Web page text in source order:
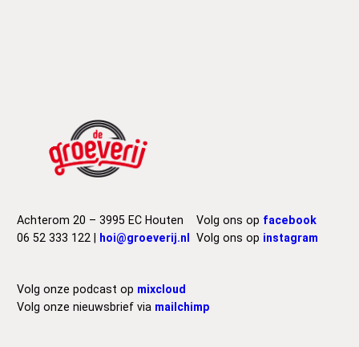
Achterom 20 – 3995 EC Houten
06 52 333 122 |
hoi@groeverij.nl
Volg ons op facebook
Volg ons op instagram
Volg onze podcast op mixcloud
Volg onze nieuwsbrief via mailchimp